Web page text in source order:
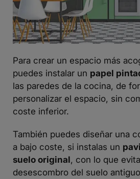
Para crear un espacio más
puedes instalar un papel
las paredes de la cocina, de
personalizar el espacio, sin
coste inferior.
También puedes diseñar una
a bajo coste, si instalas un
suelo original, con lo que
desescombro del suelo